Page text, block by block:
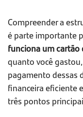
Compreender a
é parte importante
funciona um cartão
quanto você
pagamento dessas
financeira eficiente
três pontos